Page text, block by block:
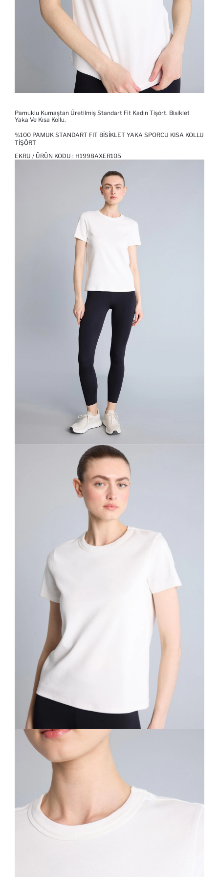
Pamuklu Kumaştan Üretilmiş Standart Fit Kadın Tişört. Bisiklet
Yaka Ve Kısa Kollu.
%100 PAMUK STANDART FIT BISIKLET YAKA SPORCU KISA KOLLU
TIŞÖRT
EKRU / ÜRÜN KODU : H1998AXER105